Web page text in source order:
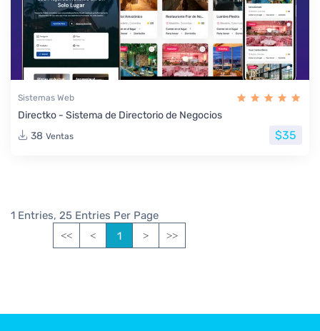
Sistemas Web
Directko - Sistema de Directorio de Negocios
38 Ventas $35
1 Entries, 25 Entries Per Page
<< < 1 > >>